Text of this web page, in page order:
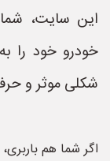
این سایت،
خودرو خود را
شکلی موثر و
اگر شما هم